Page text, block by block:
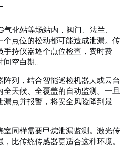
化站等场站内，阀门、法兰、
个点位的松动都可能造成泄漏。传
手持仪器逐个点位检查，费时费
空白期。
列，结合智能巡检机器人或云台
全天候、全覆盖的自动监测。一旦
漏点并报警，将安全风险降到最
室同样需要甲烷泄漏监测。激光传
比传统传感器更适合这种环境。